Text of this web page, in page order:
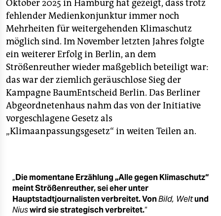
Oktober 2025 in Hamburg hat gezeigt, dass trotz
fehlender Medienkonjunktur immer noch
Mehrheiten für weitergehenden Klimaschutz
möglich sind. Im November letzten Jahres folgte
ein weiterer Erfolg in Berlin, an dem
Strößenreuther wieder maßgeblich beteiligt war:
das war der ziemlich geräuschlose Sieg der
Kampagne BaumEntscheid Berlin. Das Berliner
Abgeordnetenhaus nahm das von der Initiative
vorgeschlagene Gesetz als
„Klimaanpassungsgesetz“ in weiten Teilen an.
„Die momentane Erzählung „Alle gegen Klimaschutz“
meint Strößenreuther, sei eher unter
Hauptstadtjournalisten verbreitet. VonBild, Weltund
Niuswird sie strategisch verbreitet.“